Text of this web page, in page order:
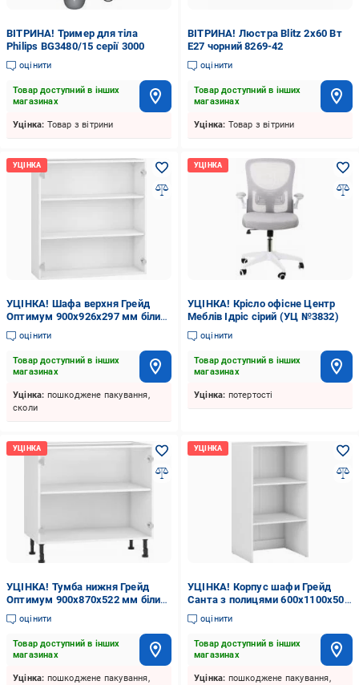
ВІТРИНА! Тример для тіла
Philips BG3480/15 серії 3000
оцінити
Товар доступний в інших
магазинах
Уцінка: Товар з вітрини
ВІТРИНА! Люстра Blitz 2x60 Вт
E27 чорний 8269-42
оцінити
Товар доступний в інших
магазинах
Уцінка: Товар з вітрини
УЦІНКА! Шафа верхня Грейд
Оптимум 900x926x297 мм білий
(УЦ №3829)
оцінити
Товар доступний в інших
магазинах
Уцінка: пошкоджене пакування,
сколи
УЦІНКА! Крісло офісне Центр
Меблів Ідріс сірий (УЦ №3832)
оцінити
Товар доступний в інших
магазинах
Уцінка: потертості
УЦІНКА! Тумба нижня Грейд
Оптимум 900x870x522 мм білий
(УЦ №3832)
оцінити
Товар доступний в інших
магазинах
Уцінка: пошкоджене пакування,
УЦІНКА! Корпус шафи Грейд
Санта з полицями 600х1100х500
мм білий (УЦ №3832)
оцінити
Товар доступний в інших
магазинах
Уцінка: пошкоджене пакування,